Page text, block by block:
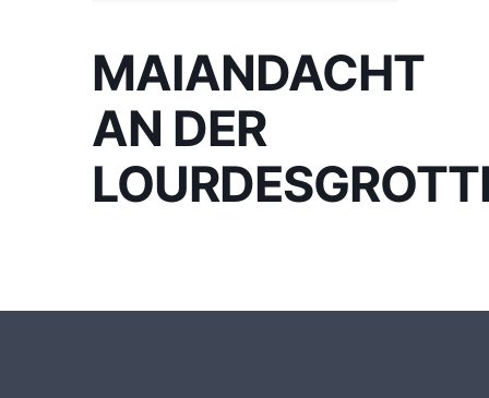
MAIANDACHT
AN DER